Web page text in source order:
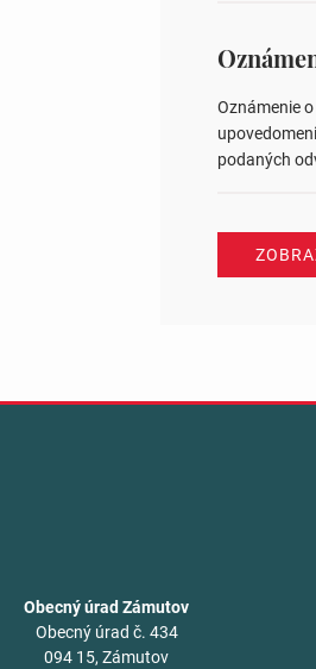
ysledky.html
Oznámenie
podaných
Obecný úrad Zámutov
Obecný úrad č. 434
094 15, Zámutov